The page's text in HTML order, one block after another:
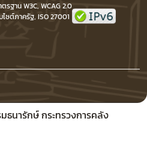
รฐาน W3C, WCAG 2.0
ไซต์ภาครัฐ, ISO 27001
ธนารักษ์ กระทรวงการคลัง